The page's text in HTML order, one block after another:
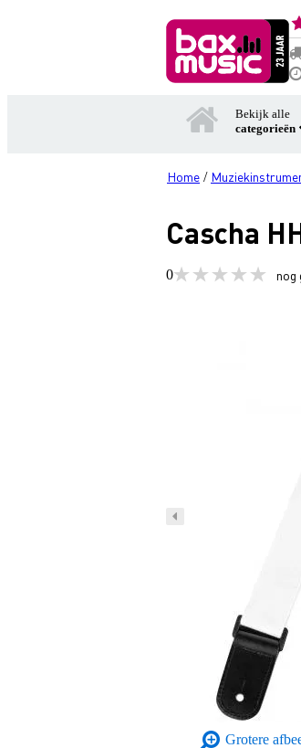
Bekijk alle
categorieën
Home /
Cascha
0 nog
Grotere